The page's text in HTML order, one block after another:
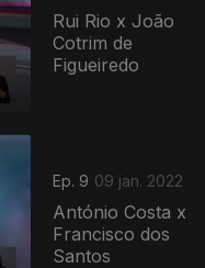
Rui Rio x João
Cotrim de
Figueiredo
Ep. 9 09 jan. 2022
António Costa x
Francisco dos
Santos